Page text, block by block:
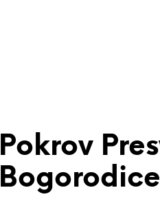
Pokrov
Bogorodice